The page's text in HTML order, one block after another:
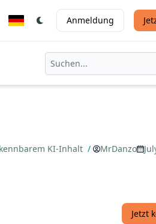
Anmeldung
KI-Inhalt / MrDanzo
Jetzt